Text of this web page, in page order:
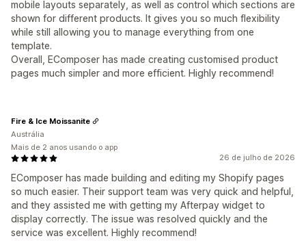
mobile layouts separately, as well as control which sections are
shown for different products. It gives you so much flexibility
while still allowing you to manage everything from one
template.
Overall, EComposer has made creating customised product
pages much simpler and more efficient. Highly recommend!
26 de julho de 2026
EComposer has made building and editing my Shopify pages
so much easier. Their support team was very quick and helpful,
and they assisted me with getting my Afterpay widget to
display correctly. The issue was resolved quickly and the
service was excellent. Highly recommend!
Fire & Ice Moissanite
Austrália
Mais de 2 anos usando o app